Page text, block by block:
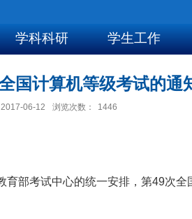
学科科研 学生工作
国计算机等级考试的通
06-12 浏览次数： 1446
部考试中心的统一安排，第49次